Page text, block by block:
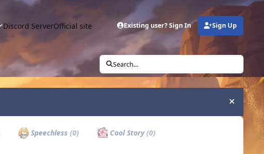
Discord ServerOfficial site Existing user? Sign In Sign Up
Search...
Hide
Speechless (0) Cool Story(0)